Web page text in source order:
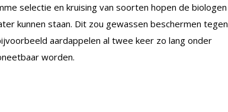
selectie en kruising van soorten hopen de biologen
kunnen staan. Dit zou gewassen beschermen tegen
aardappelen al twee keer zo lang onder
worden.